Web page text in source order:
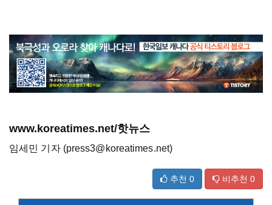
www.koreatimes.net/핫뉴스
임세민 기자 (press3@koreatimes.net)
추천 0 비추천 0